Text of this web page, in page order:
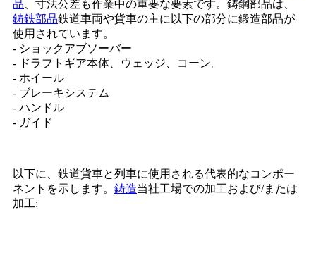
品 、寸法公差も作業中の重要な要素です。鋳鋼部品は、
鋳鉄部品鉄道車両や貨車の主に以下の部分に鍛造部品が
使用されています。
- ショックアブソーバー
- ドラフトギア本体、ウェッジ、コーン。
- ホイール
- ブレーキシステム
- ハンドル
- ガイド
以下に、鉄道貨車と列車に使用される代表的なコンポー
ネントを示します。 鋳造当社工場での加工および/または
加工: